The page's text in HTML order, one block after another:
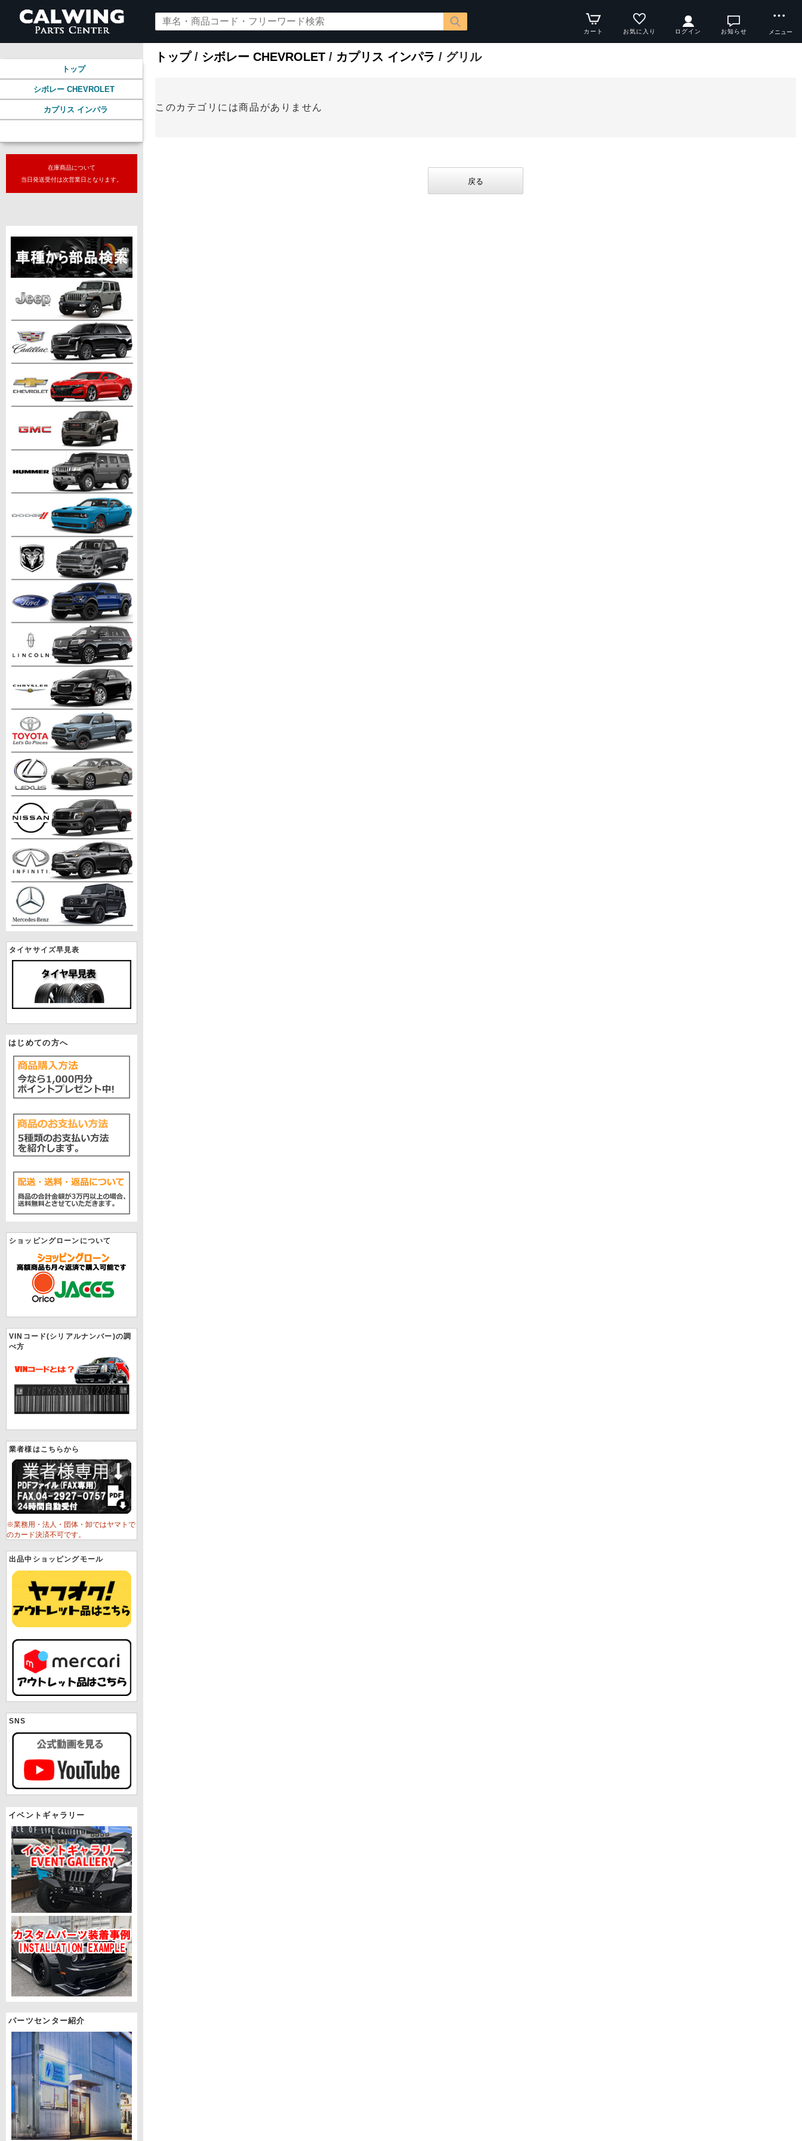
カート お気に入り ログイン お知らせ メニュー
トップ
シボレー CHEVROLET
カプリス インパラ
在庫商品について
当日発送受付は次営業日となります。
タイヤサイズ早見表
はじめての方へ
ショッピングローンについて
VINコード(シリアルナンバー)の調
べ方
業者様はこちらから
※業務用・法人・団体・卸ではヤマトで
のカード決済不可です。
出品中ショッピングモール
SNS
イベントギャラリー
パーツセンター紹介
トップ/ シボレー CHEVROLET / カプリス インパラ / グリル
このカテゴリには商品がありません
戻る